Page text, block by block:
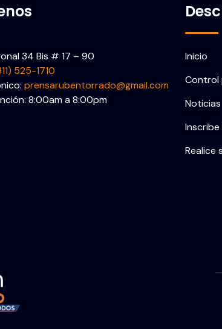
34 Bis # 17 – 90
525-1710
prensarubentorrado@gmail.com
8:00am a 8:00pm
Inicio
Control
Noticias
Realice